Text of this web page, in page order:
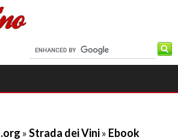
»Strada dei Vini» Ebook